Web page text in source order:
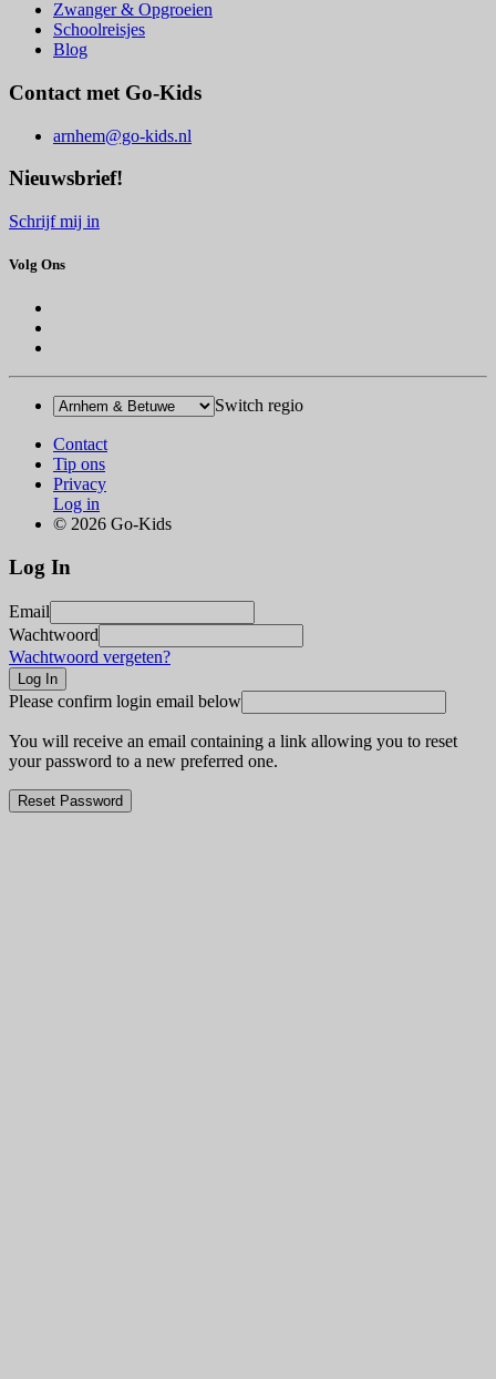
Zwanger & Opgroeien
Schoolreisjes
Blog
Contact met Go-Kids
arnhem@go-kids.nl
Nieuwsbrief!
Schrijf mij in
Volg Ons
Switch regio
Contact
Tip ons
Privacy
Log in
© 2026 Go-Kids
Log In
Email
Wachtwoord
Wachtwoord vergeten?
Please confirm login email below
You will receive an email containing a link allowing you to reset
your password to a new preferred one.